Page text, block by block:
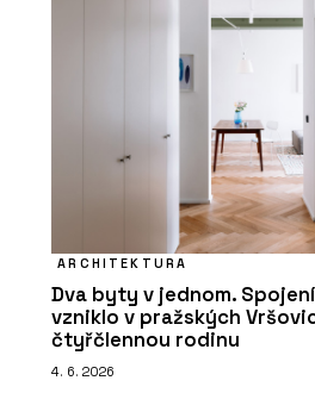
ARCHITEKTURA
Dva byty v jednom.
vzniklo v pražských
čtyřčlennou rodinu
4. 6. 2026